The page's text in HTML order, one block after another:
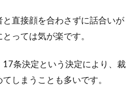
直接顔を合わさずに話合いが
っては気が楽です。
17条決定という決定により、裁
しまうことも多いです。